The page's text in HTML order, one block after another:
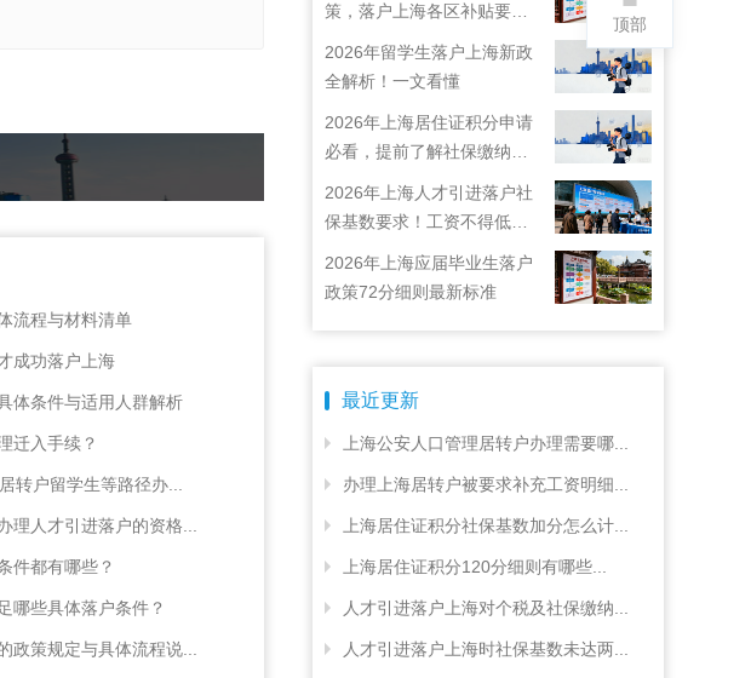
流程与材料清单
成功落户上海
体条件与适用人群解析
迁入手续？
转户留学生等路径办...
理人才引进落户的资格...
件都有哪些？
哪些具体落户条件？
政策规定与具体流程说...
策，落户上海各区补贴要求
2026年留学生落户上海新政
全解析！一文看懂
2026年上海居住证积分申请
必看，提前了解社保缴纳要
2026年上海人才引进落户社
保基数要求！工资不得低于
22792元！
2026年上海应届毕业生落户
政策72分细则最新标准
最近更新
上海公安人口管理居转户办理需要哪...
办理上海居转户被要求补充工资明细...
上海居住证积分社保基数加分怎么计...
上海居住证积分120分细则有哪些...
人才引进落户上海对个税及社保缴纳...
人才引进落户上海时社保基数未达两...
顶部